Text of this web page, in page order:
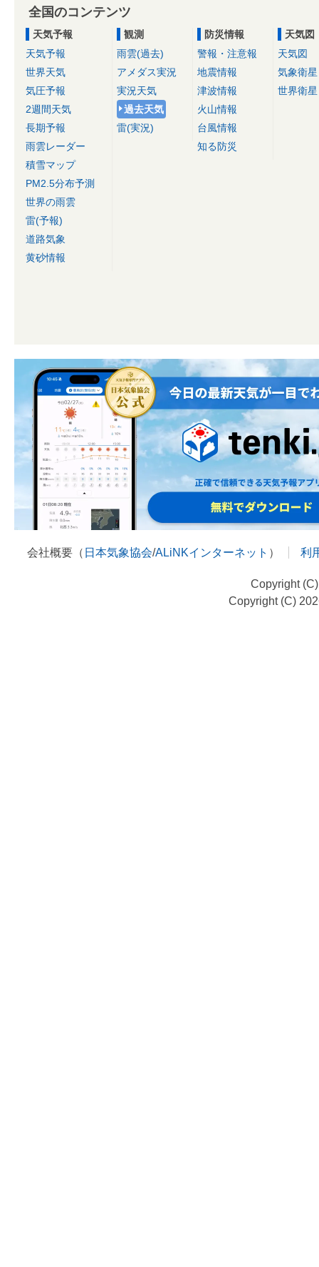
全国のコンテンツ
天気予報
天気予報
世界天気
気圧予報
2週間天気
長期予報
雨雲レーダー
積雪マップ
PM2.5分布予測
世界の雨雲
雷(予報)
道路気象
黄砂情報
観測
雨雲(過去)
アメダス実況
実況天気
過去天気
雷(実況)
防災情報
警報・注意報
地震情報
津波情報
火山情報
台風情報
知る防災
天気図
天気図
気象衛星
世界衛星
会社概要（ 日本気象協会/ALiNKインターネット ） 利
Copyright
Copyright (C)